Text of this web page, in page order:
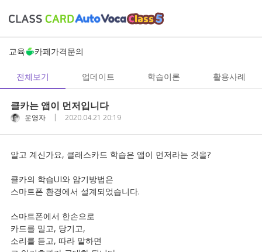
교육 카페가격문의
전체보기 업데이트 학습이론 활용사례
클카는 앱이 먼저입니다
운영자 | 2020.04.21 20:19
알고 계신가요, 클래스카드 학습은 앱이 먼저라는 것을?
클카의 학습UI와 암기방법은
스마트폰 환경에서 설계되었습니다.
스마트폰에서 한손으로
카드를 밀고, 당기고,
소리를 듣고, 따라 말하면